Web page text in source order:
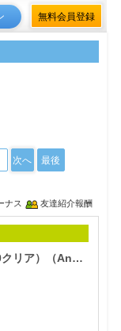
無料会員登録
次へ 最後
ナス 友達紹介報酬
Block Joy（Journeyモードでレベル50クリア）（Android）